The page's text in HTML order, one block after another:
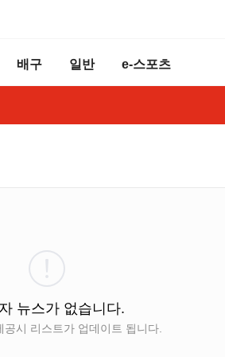
배구 일반 e-스포츠
뉴스가 없습니다.
공시 리스트가 업데이트 됩니다.